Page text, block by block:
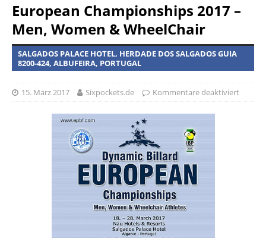
European Championships 2017 –
Men, Women & WheelChair
SALGADOS PALACE HOTEL, HERDADE DOS SALGADOS GUIA
8200-424, ALBUFEIRA, PORTUGAL
15. März 2017 Sixpockets.de Kommentare deaktiviert